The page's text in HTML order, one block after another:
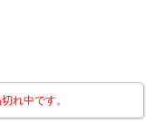
れ中です。